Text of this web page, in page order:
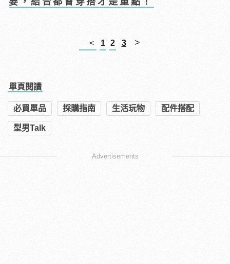
< 1 2 3 >
單頁閱讀
必買單品 採購指南 生活玩物 配件搭配
型男Talk
Advertisements